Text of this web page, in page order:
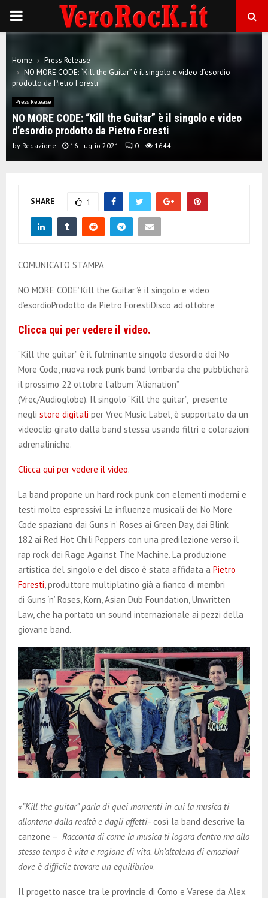
P
I
M
A
N
Home
Press Release
NO MORE CODE: “Kill the Guitar” è il singolo e video d’esordio
prodotto da Pietro Foresti
Press Release
NO MORE CODE: “Kill the Guitar” è il singolo e video
d’esordio prodotto da Pietro Foresti
by Redazione 16 Luglio 2021 0 1644
SHARE 1
COMUNICATO STAMPA
NO MORE CODE”Kill the Guitar”è il singolo e video
d’esordioProdotto da Pietro ForestiDisco ad ottobre
Clicca qui per vedere il video.
“Kill the guitar” è il fulminante singolo d’esordio dei No
More Code, nuova rock punk band lombarda che pubblicherà
il prossimo 22 ottobre l’album “Alienation”
(Vrec/Audioglobe). Il singolo “Kill the guitar”, presente
negli store digitali per Vrec Music Label, è supportato da un
videoclip girato dalla band stessa usando filtri e colorazioni
adrenaliniche.
Clicca qui per vedere il video.
La band propone un hard rock punk con elementi moderni e
testi molto espressivi. Le influenze musicali dei No More
Code spaziano dai Guns ‘n’ Roses ai Green Day, dai Blink
182 ai Red Hot Chili Peppers con una predilezione verso il
rap rock dei Rage Against The Machine. La produzione
artistica del singolo e del disco è stata affidata a Pietro
Foresti , produttore multiplatino già a fianco di membri
di Guns ‘n’ Roses, Korn, Asian Dub Foundation, Unwritten
Law, che ha portato un sound internazionale ai pezzi della
giovane band.
«”Kill the guitar” parla di quei momenti in cui la musica ti
allontana dalla realtà e dagli affetti.- così la band descrive la
canzone – Racconta di come la musica ti logora dentro ma allo
stesso tempo è vita e ragione di vita. Un’altalena di emozioni
dove è difficile trovare un equilibrio».
Il progetto nasce tra le provincie di Como e Varese da Alex